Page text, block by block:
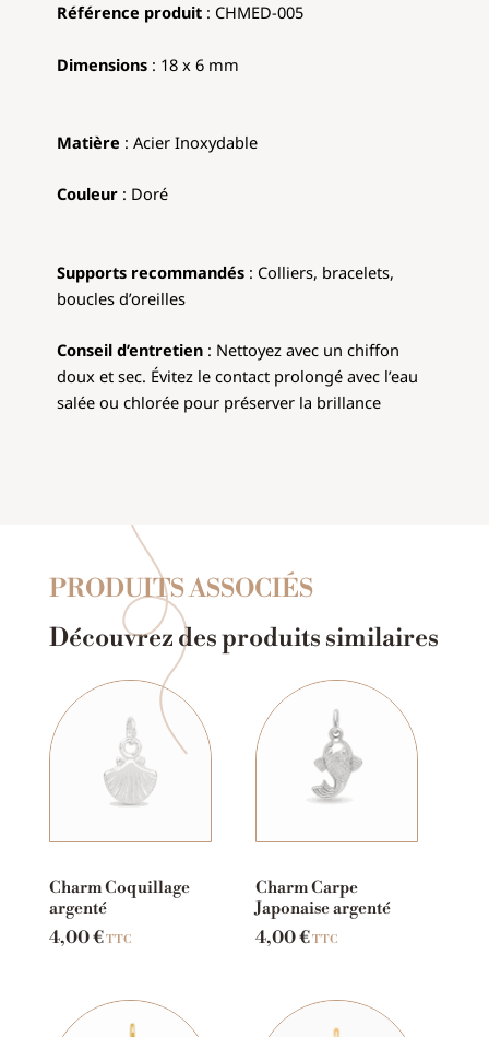
Référence produit : CHMED-005
Dimensions : 18 x 6 mm
Matière : Acier Inoxydable
Couleur : Doré
Supports recommandés : Colliers, bracelets,
boucles d’oreilles
Conseil d’entretien : Nettoyez avec un chiffon
doux et sec. Évitez le contact prolongé avec l’eau
salée ou chlorée pour préserver la brillance
PRODUITS ASSOCIÉS
Découvrez des produits similaires
Charm Coquillage
argenté
4,00€TTC
Charm Carpe
Japonaise argenté
4,00€TTC